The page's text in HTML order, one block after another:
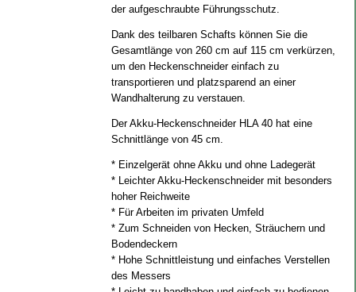
der aufgeschraubte Führungsschutz.
Dank des teilbaren Schafts können Sie die
Gesamtlänge von 260 cm auf 115 cm verkürzen,
um den Heckenschneider einfach zu
transportieren und platzsparend an einer
Wandhalterung zu verstauen.
Der Akku-Heckenschneider HLA 40 hat eine
Schnittlänge von 45 cm.
* Einzelgerät ohne Akku und ohne Ladegerät
* Leichter Akku-Heckenschneider mit besonders
hoher Reichweite
* Für Arbeiten im privaten Umfeld
* Zum Schneiden von Hecken, Sträuchern und
Bodendeckern
* Hohe Schnittleistung und einfaches Verstellen
des Messers